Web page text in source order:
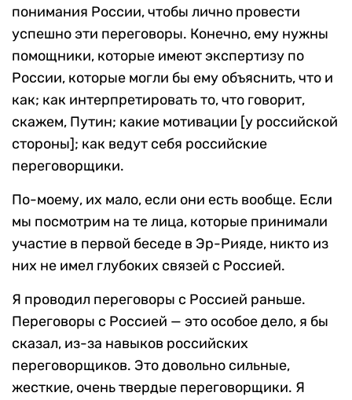
понимания России, чтобы лично провести
успешно эти переговоры. Конечно, ему нужны
помощники, которые имеют экспертизу по
России, которые могли бы ему объяснить, что и
как; как интерпретировать то, что говорит,
скажем, Путин; какие мотивации [у российской
стороны]; как ведут себя российские
переговорщики.
По-моему, их мало, если они есть вообще. Если
мы посмотрим на те лица, которые принимали
участие в первой беседе в Эр-Рияде, никто из
них не имел глубоких связей с Россией.
Я проводил переговоры с Россией раньше.
Переговоры с Россией — это особое дело, я бы
сказал, из-за навыков российских
переговорщиков. Это довольно сильные,
жесткие, очень твердые переговорщики. Я